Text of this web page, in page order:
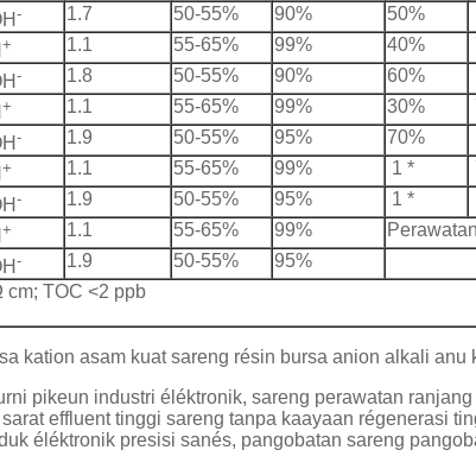
- 1.7 50-55% 90%
50%
+ 1.1 55-65% 99% 40%
- 1.8 50-55% 90%
60%
+ 1.1 55-65% 99% 30%
- 1.9 50-55% 95%
70%
+ 1.1 55-65% 99% 1 *
- 1.9 50-55% 95%
1 *
+ 1.1 55-65% 99%
- 1.9 50-55%
95%
cm; TOC <2 ppb
kation asam kuat sareng résin bursa anion alkali
pikeun industri éléktronik, sareng perawatan
effluent tinggi sareng tanpa kaayaan régenerasi
éléktronik presisi sanés, pangobatan sareng